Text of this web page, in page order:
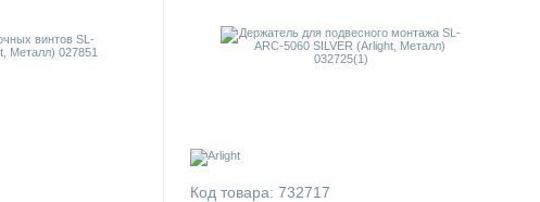
Код товара: 732717